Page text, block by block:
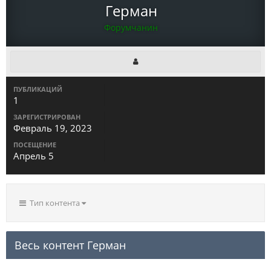
Герман
Форумчанин
ПУБЛИКАЦИЙ
1
ЗАРЕГИСТРИРОВАН
Февраль 19, 2023
ПОСЕЩЕНИЕ
Апрель 5
Тип контента
Весь контент Герман